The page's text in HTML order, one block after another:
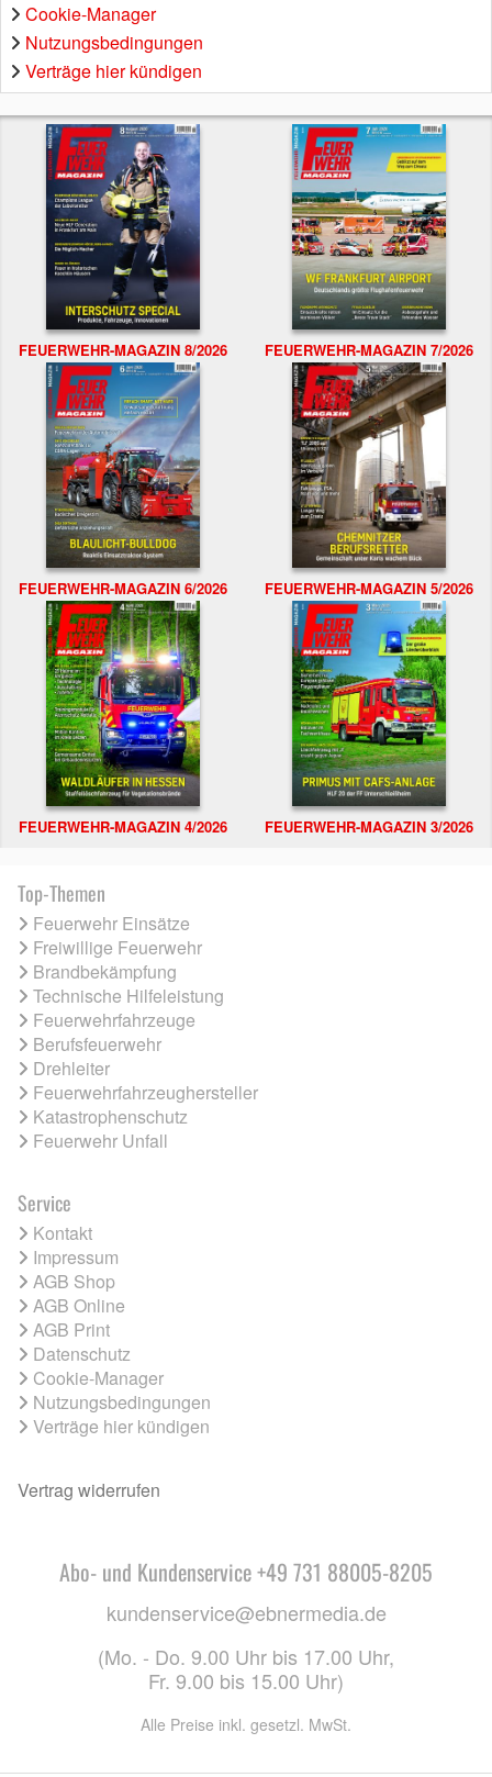
Cookie-Manager
Nutzungsbedingungen
Verträge hier kündigen
FEUERWEHR-MAGAZIN 8/2026 FEUERWEHR-MAGAZIN 7/2026
FEUERWEHR-MAGAZIN 6/2026 FEUERWEHR-MAGAZIN 5/2026
FEUERWEHR-MAGAZIN 4/2026 FEUERWEHR-MAGAZIN 3/2026
Top-Themen
Feuerwehr Einsätze
Freiwillige Feuerwehr
Brandbekämpfung
Technische Hilfeleistung
Feuerwehrfahrzeuge
Berufsfeuerwehr
Drehleiter
Feuerwehrfahrzeughersteller
Katastrophenschutz
Feuerwehr Unfall
Service
Kontakt
Impressum
AGB Shop
AGB Online
AGB Print
Datenschutz
Cookie-Manager
Nutzungsbedingungen
Verträge hier kündigen
Vertrag widerrufen
Abo- und Kundenservice +49 731 88005-8205
kundenservice@ebnermedia.de
(Mo. - Do. 9.00 Uhr bis 17.00 Uhr,
Fr. 9.00 bis 15.00 Uhr)
Alle Preise inkl. gesetzl. MwSt.